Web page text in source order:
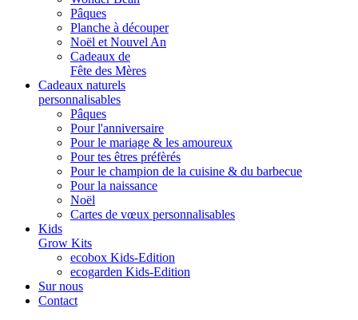
Pâques
Planche à découper
Noël et Nouvel An
Cadeaux de
Fête des Mères
Cadeaux naturels
personnalisables
Pâques
Pour l'anniversaire
Pour le mariage & les amoureux
Pour tes êtres préfèrés
Pour le champion de la cuisine & du barbecue
Pour la naissance
Noël
Cartes de vœux personnalisables
Kids
Grow Kits
ecobox Kids-Edition
ecogarden Kids-Edition
Sur nous
Contact